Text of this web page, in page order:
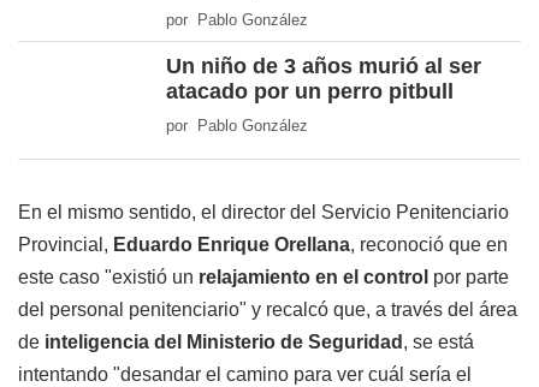
por Pablo González
Un niño de 3 años murió al ser
atacado por un perro pitbull
por Pablo González
En el mismo sentido, el director del Servicio Penitenciario
Provincial, Eduardo Enrique Orellana, reconoció que en
este caso "existió un relajamiento en el control por parte
del personal penitenciario" y recalcó que, a través del área
de inteligencia del Ministerio de Seguridad , se está
intentando "desandar el camino para ver cuál sería el